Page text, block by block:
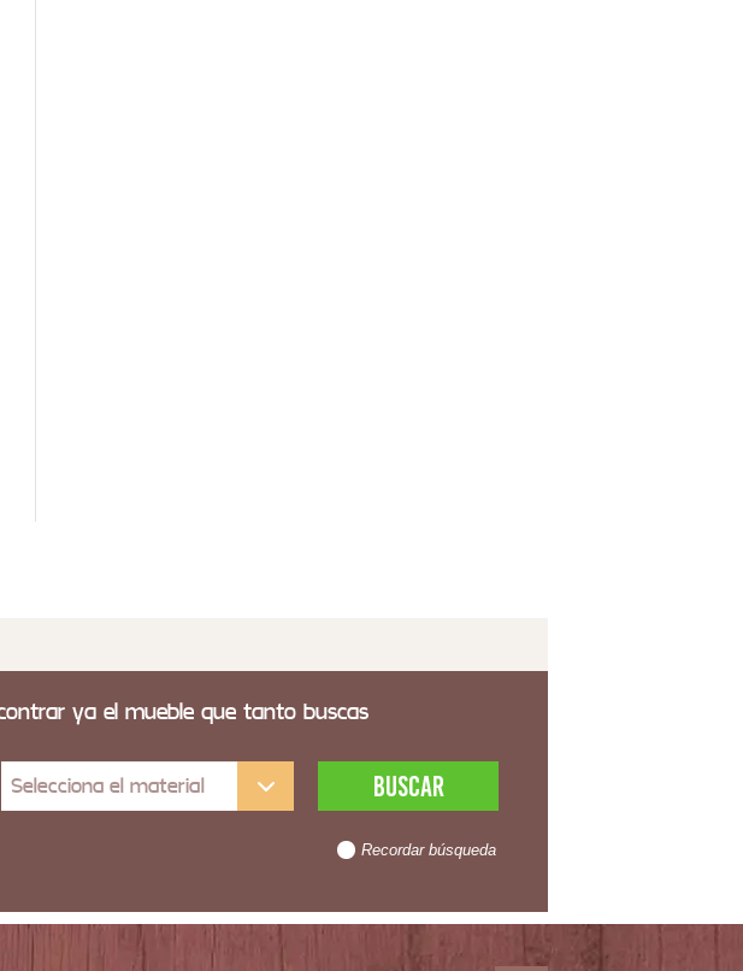
ya el mueble que tanto buscas
Selecciona el material
Recordar búsqueda